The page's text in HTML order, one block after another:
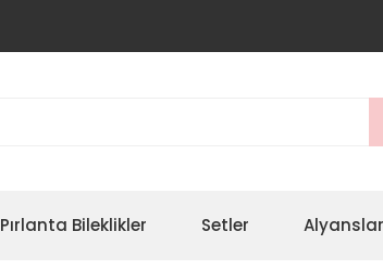
Pırlanta Bileklikler Setler Alyanslar